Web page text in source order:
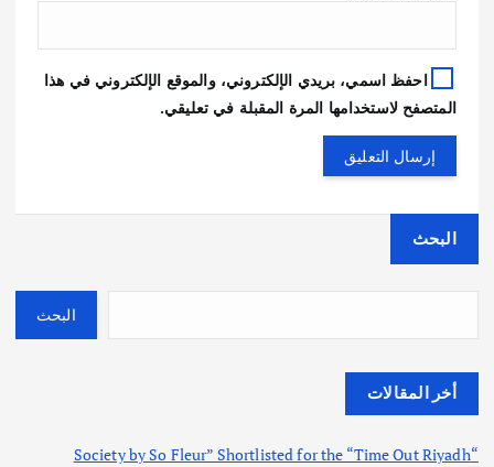
احفظ اسمي، بريدي الإلكتروني، والموقع الإلكتروني في هذا
المتصفح لاستخدامها المرة المقبلة في تعليقي.
البحث
البحث
أخر المقالات
“Society by So Fleur” Shortlisted for the “Time Out Riyadh